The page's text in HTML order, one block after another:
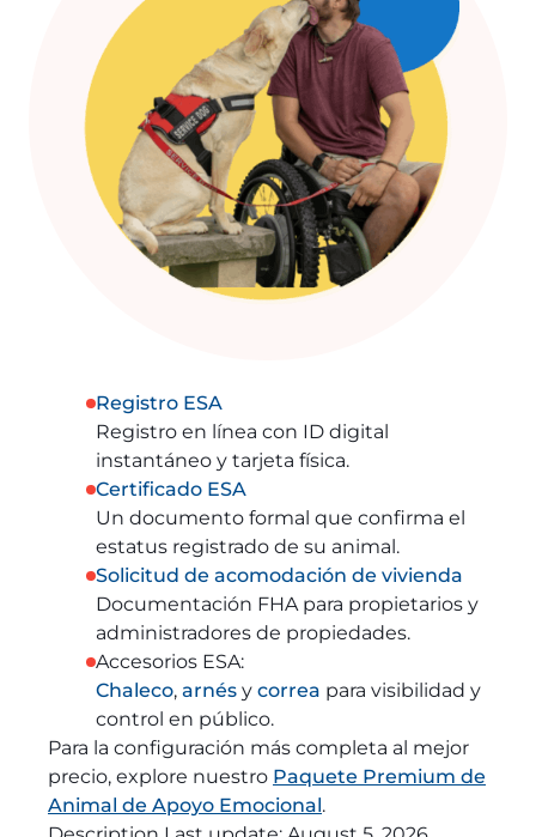
Registro ESA
Registro en línea con ID digital
instantáneo y tarjeta física.
Certificado ESA
Un documento formal que confirma el
estatus registrado de su animal.
Solicitud de acomodación de vivienda
Documentación FHA para propietarios y
administradores de propiedades.
Accesorios ESA:
Chaleco, arnés y correa para visibilidad y
control en público.
Para la configuración más completa al mejor
precio, explore nuestro Paquete Premium de
Animal de Apoyo Emocional.